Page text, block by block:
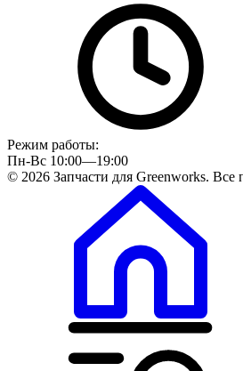
Режим работы:
Пн-Вс 10:00—19:00
© 2026 Запчасти для Greenworks.